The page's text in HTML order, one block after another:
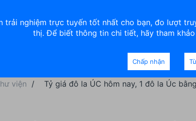
viện / Tỷ giá đô la ÚC hôm nay, 1 đô la Úc
trải nghiệm trực tuyến tốt nhất cho bạn, đo lượt
thị. Để biết thông tin chi tiết, hãy tham khảo
Chấp nhận